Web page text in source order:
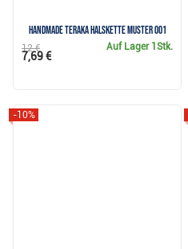
Handmade Teraka Halskette Muster 001
Auf Lager 1Stk.
12 €
7,69 €
-10%